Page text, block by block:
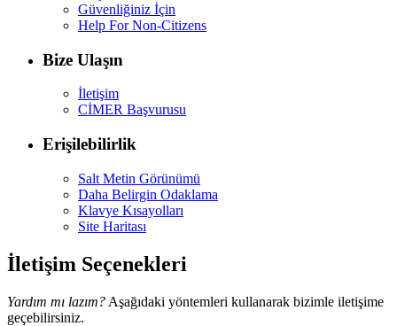
Güvenliğiniz İçin
Help For Non-Citizens
Bize Ulaşın
İletişim
CİMER Başvurusu
Erişilebilirlik
Salt Metin Görünümü
Daha Belirgin Odaklama
Klavye Kısayolları
Site Haritası
İletişim Seçenekleri
Yardım mı lazım? Aşağıdaki yöntemleri kullanarak bizimle iletişime
geçebilirsiniz.